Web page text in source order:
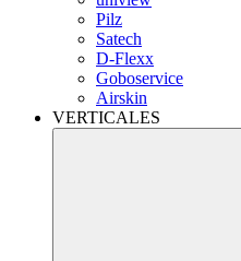
Pilz
Satech
D-Flexx
Goboservice
Airskin
VERTICALES